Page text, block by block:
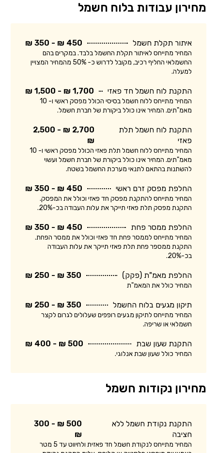
מחירון עבודות בלוח חשמל
איתור תקלת חשמל 450 ₪ - 350 ₪
המחיר מתייחס לאיתור תקלת החשמל בלבד. במקרים בהם
החשמלאי החליף רכיב, מקובל לדרוש כ- 50% מהמחיר המצויין
למעלה.
התקנת לוח חשמל חד פאזי 1,700 ₪ - 1,500 ₪
המחיר מתייחס ללוח חשמל בסיסי הכולל מפסק ראשי ו- 10
מאמ"תים. המחיר אינו כולל ביקורת של חברת חשמל.
התקנת לוח חשמל תלת
פאזי
2,700 ₪ - 2,500
₪
המחיר מתייחס ללוח חשמל תלת פאזי הכולל מפסק ראשי ו- 10
מאמ"תים. המחיר אינו כולל ביקורת של חברת חשמל ועשוי
להשתנות בהתאם לתנאי מערכת החשמל בשטח.
החלפת מפסק זרם ראשי 450 ₪ - 350 ₪
המחיר מתייחס להתקנת מפסק חד פאזי וכולל את המפסק.
התקנת מפסק תלת פאזי תייקר את עלות העבודה בכ-20%.
החלפת ממסר פחת 450 ₪ - 350 ₪
המחיר מתייחס לממסר פחת חד פאזי וכולל את ממסר הפחת.
התקנת ממספר פחת תלת פאזי תייקר את עלות העבודה
בכ-20%.
החלפת מאמ"ת (פקק) 350 ₪ - 250 ₪
המחיר כולל את המאמ"ת
תיקון מגעים בלוח החשמל 350 ₪ - 250 ₪
המחיר מתייחס לתיקון מגעים רופפים שעלולים לגרום לקצר
חשמלאי או שריפה.
התקנת שעון שבת 500 ₪ - 400 ₪
המחיר כולל שעון שבת אנלוגי.
מחירון נקודות חשמל
התקנת נקודת חשמל ללא
חציבה
500 ₪ - 300
₪
המחיר מתייחס לנקודת חשמל חד פאזית ולחיווט עד 5 מטר